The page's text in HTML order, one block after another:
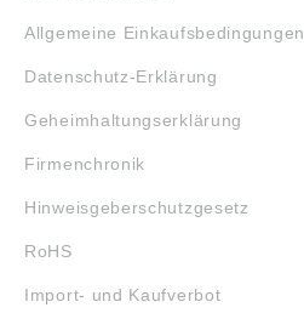
Allgemeine Einkaufsbedingungen
Datenschutz-Erklärung
Geheimhaltungserklärung
Firmenchronik
Hinweisgeberschutzgesetz
RoHS
Import- und Kaufverbot